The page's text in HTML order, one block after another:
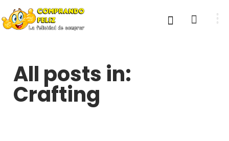
All posts in:
Crafting